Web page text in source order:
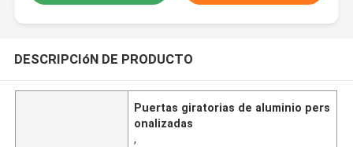
DESCRIPCIóN DE PRODUCTO
Puertas giratorias de aluminio pers
onalizadas
,